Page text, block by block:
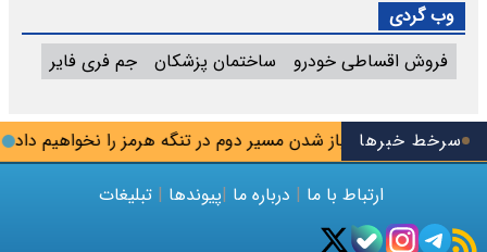
سرخط خبرها
اجازه باز شدن مسیر دوم در تنگه هرمز را نخواهیم داد
وب گردی
فروش اقساطی خودرو
ساختمان پزشکان جم فری فایر
ارتباط با ما | درباره ما |پیوندها | تبلیغات